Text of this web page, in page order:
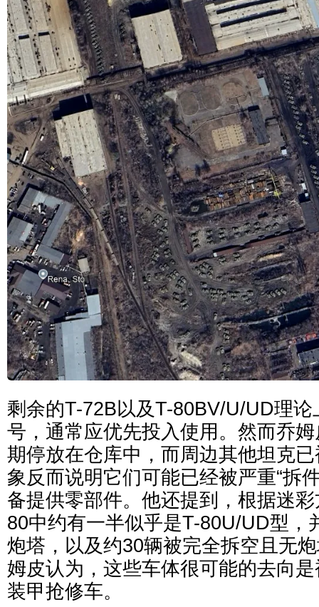
剩余的T-72B以及T-80BV/U/UD理
号，通常应优先投入使用。然而乔
期停放在仓库中，而周边其他坦克
象反而说明它们可能已经被严重“拆
备提供零部件。他还提到，根据迷
80中约有一半似乎是T-80U/UD型，
炮塔，以及约30辆被完全拆空且无
姆皮认为，这些车体很可能的去向
装甲抢修车。